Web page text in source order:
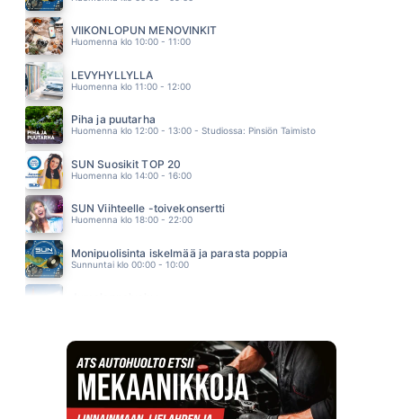
AKI SAMULI
12.09
TAPANI KANSA
12.04
VIIKONLOPUN MENOVINKIT
Huomenna klo 10:00 - 11:00
LEVYHYLLYLLÄ
Huomenna klo 11:00 - 12:00
Piha ja puutarha
Huomenna klo 12:00 - 13:00 - Studiossa: Pinsiön Taimisto
SUN Suosikit TOP 20
Huomenna klo 14:00 - 16:00
SUN Viihteelle -toivekonsertti
Huomenna klo 18:00 - 22:00
Monipuolisinta iskelmää ja parasta poppia
Sunnuntai klo 00:00 - 10:00